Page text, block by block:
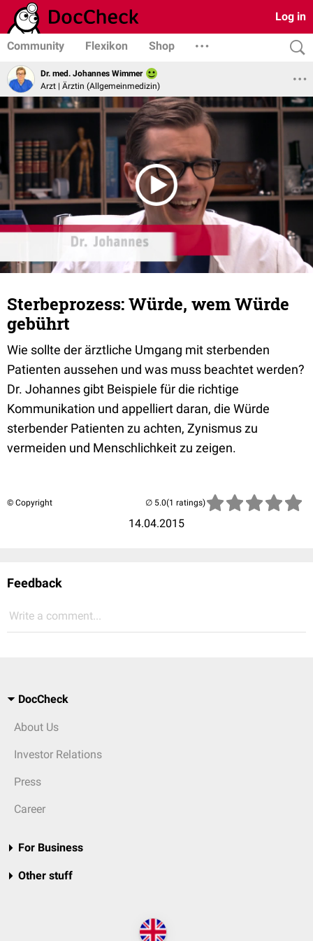
Log in
Community Flexikon Shop
Dr. med. Johannes Wimmer
Arzt | Ärztin (Allgemeinmedizin)
Sterbeprozess: Würde, wem Würde
gebührt
Wie sollte der ärztliche Umgang mit sterbenden
Patienten aussehen und was muss beachtet werden?
Dr. Johannes gibt Beispiele für die richtige
Kommunikation und appelliert daran, die Würde
sterbender Patienten zu achten, Zynismus zu
vermeiden und Menschlichkeit zu zeigen.
© Copyright
14.04.2015
(1 ratings)
Feedback
Write a comment...
DocCheck
About Us
Investor Relations
Press
Career
For Business
Other stuff